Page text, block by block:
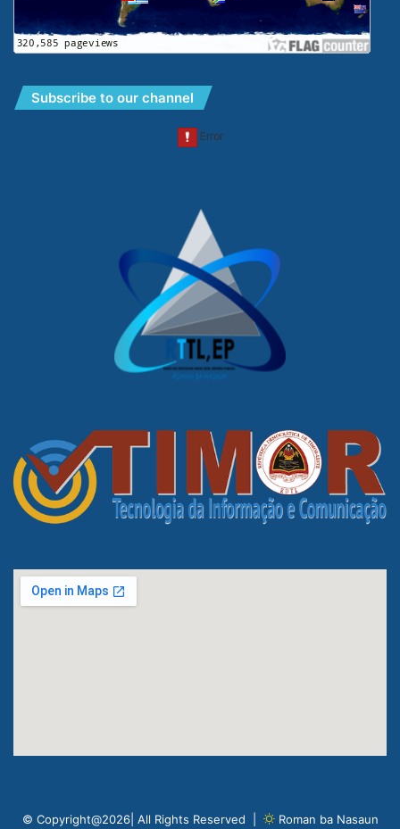
Subscribe to our channel
© Copyright@2026| All Rights Reserved | Roman ba Nasaun